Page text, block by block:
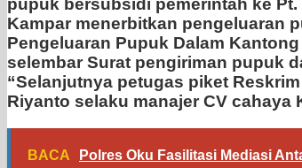
pupuk bersubsidi pemerintah ke
Kampar menerbitkan pengeluaran
Pengeluaran Pupuk Dalam
selembar Surat pengiriman pupuk
“Selanjutnya petugas piket
Riyanto selaku manajer CV cahaya
BACA Polres Oku Fasilitasi Mediasi